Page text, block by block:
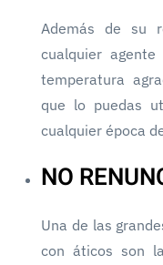
Además de su
cualquier
temperatura
que lo puedas
cualquier época
NO
Una de las
con áticos son